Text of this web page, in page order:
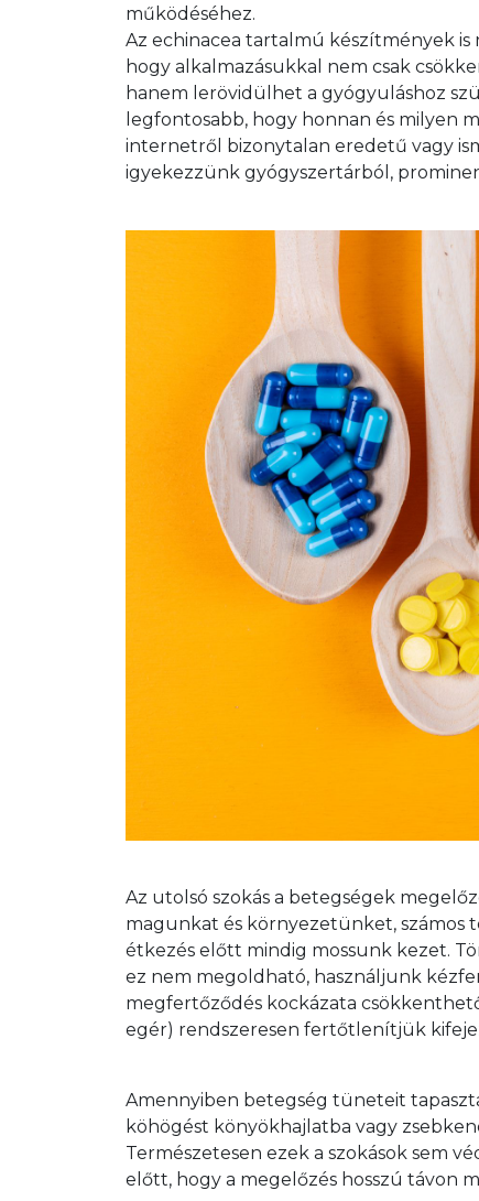
működéséhez.
Az echinacea tartalmú készítmények
hogy alkalmazásukkal nem csak
hanem lerövidülhet a gyógyuláshoz
legfontosabb, hogy honnan és milyen
internetről bizonytalan eredetű vagy
igyekezzünk gyógyszertárból,
Az utolsó szokás a betegségek
magunkat és környezetünket, számos
étkezés előtt mindig mossunk kezet.
ez nem megoldható, használjunk
megfertőződés kockázata
egér) rendszeresen fertőtlenítjük
Amennyiben betegség tüneteit
köhögést könyökhajlatba vagy
Természetesen ezek a szokások sem
előtt, hogy a megelőzés hosszú távon